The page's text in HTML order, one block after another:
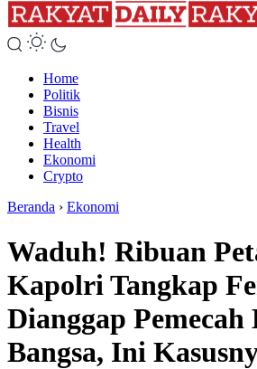
Home
Politik
Bisnis
Travel
Health
Ekonomi
Crypto
Beranda › Ekonomi
Waduh! Ribuan
Kapolri Tangkap
Dianggap Pemecah
Bangsa, Ini